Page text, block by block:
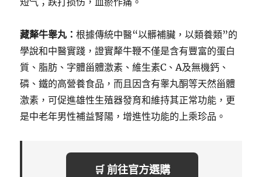
藏犛牛睾丸：根據傳統中醫“以髒補臟，以類養類”的
學說和中醫實踐，證實犛牛鞭不僅是含有豐富的蛋白
質、脂肪、字體甾體激素、維生素C、A及無機鈣、
磷、鐵的高營養食品，而且因含有睾丸酮等天然甾體
激素，可促進雄性生殖器發育和維持其正常功能，更
是中老年男性補益腎陽，增進性功能的上乘珍品。
🛒 前往官方選購